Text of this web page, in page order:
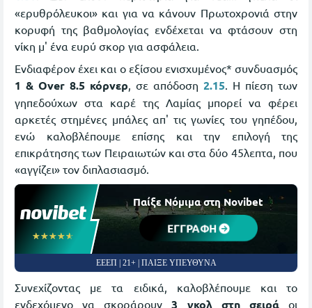
«ερυθρόλευκοι» και για να κάνουν Πρωτοχρονιά στην
κορυφή της βαθμολογίας ενδέχεται να φτάσουν στη
νίκη μ' ένα ευρύ σκορ για ασφάλεια.
Ενδιαφέρον έχει και ο εξίσου ενισχυμένος* συνδυασμός
1 & Over 8.5 κόρνερ, σε απόδοση 2.15. Η πίεση των
γηπεδούχων στα καρέ της Λαμίας μπορεί να φέρει
αρκετές στημένες μπάλες απ' τις γωνίες του γηπέδου,
ενώ καλοβλέπουμε επίσης και την επιλογή της
επικράτησης των Πειραιωτών και στα δύο 45λεπτα, που
«αγγίζει» τον διπλασιασμό.
☆☆☆☆☆
★★★★★
Παίξε Νόμιμα στη Novibet
ΕΓΓΡΑΦΗ
ΕΕΕΠ | 21+ | ΠΑΙΞΕ ΥΠΕΥΘΥΝΑ
Συνεχίζοντας με τα ειδικά, καλοβλέπουμε και το
ενδεχόμενο να σκοράρουν3 γκολ στη σειράοι